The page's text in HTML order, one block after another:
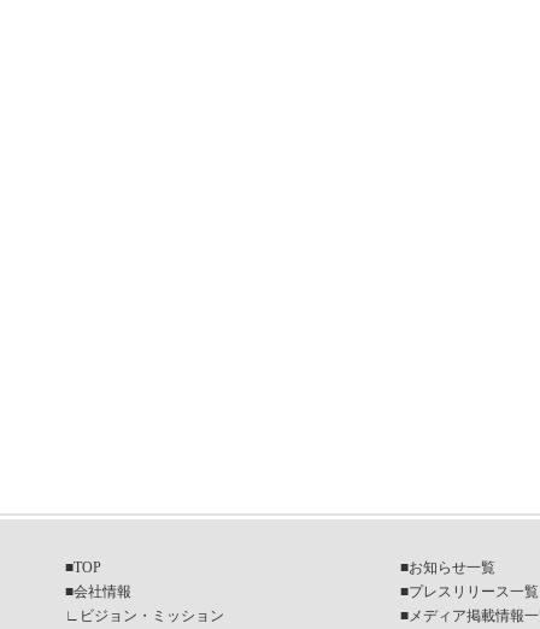
■TOP
■会社情報
∟
ビジョン・ミッション
■お知らせ一覧
■プレスリリース一覧
■ メディア掲載情報